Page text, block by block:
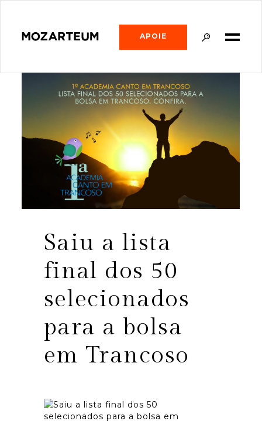
APOIE
Saiu a lista
final dos 50
selecionados
para a bolsa
em Trancoso